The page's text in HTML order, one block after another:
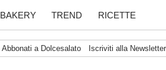
BAKERY TREND RICETTE
Abbonati a Dolcesalato Iscriviti alla Newsletter